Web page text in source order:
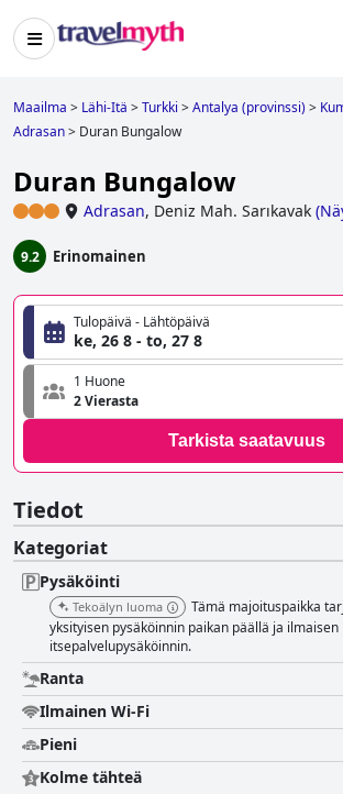
Maailma > Lähi-Itä >Turkki >Antalya (provinssi)>
Adrasan> Duran Bungalow
Duran Bungalow
Adrasan, Deniz Mah. Sarıkavak (
9.2 Erinomainen
Tulopäivä - Lähtöpäivä
ke, 26 8 - to, 27 8
1 Huone
2 Vierasta
Tarkista saatavuus
Tiedot
Kategoriat
Pysäköinti
Tekoälyn luoma
Tämä majoituspaikka
yksityisen pysäköinnin paikan päällä ja ilmaisen
itsepalvelupysäköinnin.
Ranta
Ilmainen Wi-Fi
Pieni
Kolme tähteä